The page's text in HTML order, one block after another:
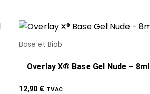
Base et Biab
Overlay X® Base Gel Nude – 8ml
12,90 € TVAC